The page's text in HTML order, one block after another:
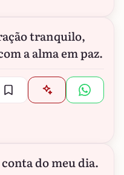
tranquilo,
a alma em paz.
do meu dia.